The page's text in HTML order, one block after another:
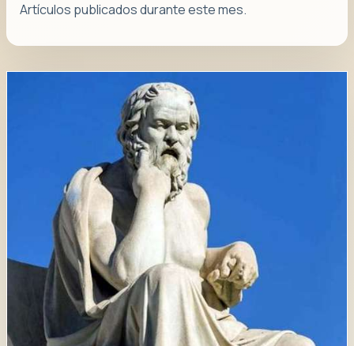
Artículos publicados durante este mes.